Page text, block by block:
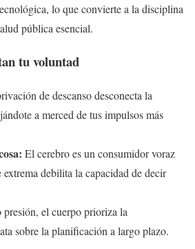
lo que convierte a la disciplina
pública esencial.
tu voluntad
de descanso desconecta la
a merced de tus impulsos más
El cerebro es un consumidor voraz
debilita la capacidad de decir
presión, el cuerpo prioriza la
sobre la planificación a largo plazo.